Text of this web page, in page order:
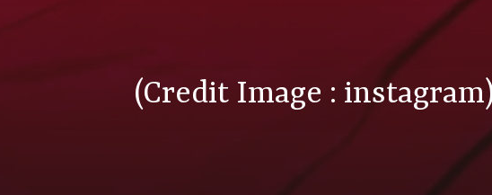
(Credit Image :